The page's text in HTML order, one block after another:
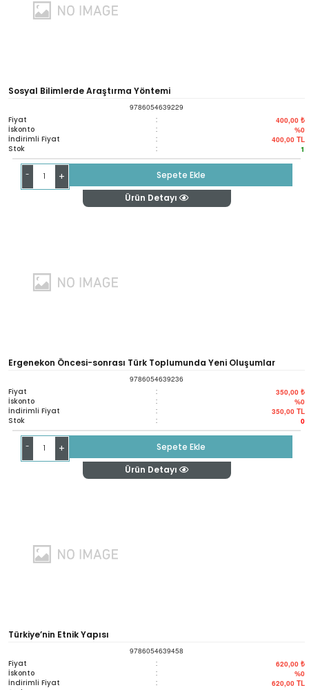
Sosyal Bilimlerde Araştırma Yöntemi
9786054639229
Fiyat : 400,00 ₺
İskonto : %0
İndirimli Fiyat : 400,00 TL
Stok : 1
- +
Sepete Ekle
Ürün Detayı
Ergenekon Öncesi-sonrası Türk Toplumunda Yeni Oluşumlar
9786054639236
Fiyat : 350,00 ₺
İskonto : %0
İndirimli Fiyat : 350,00 TL
Stok : 0
- +
Sepete Ekle
Ürün Detayı
Türkiye’nin Etnik Yapısı
9786054639458
Fiyat : 620,00 ₺
İskonto : %0
İndirimli Fiyat : 620,00 TL